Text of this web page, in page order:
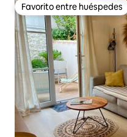
Favorito entre huéspedes
Favorito entre huéspedes